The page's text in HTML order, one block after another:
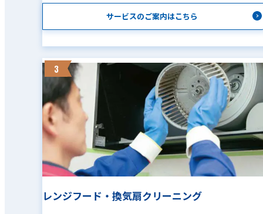
サービスのご案内はこちら
3
レンジフード・換気扇クリーニング